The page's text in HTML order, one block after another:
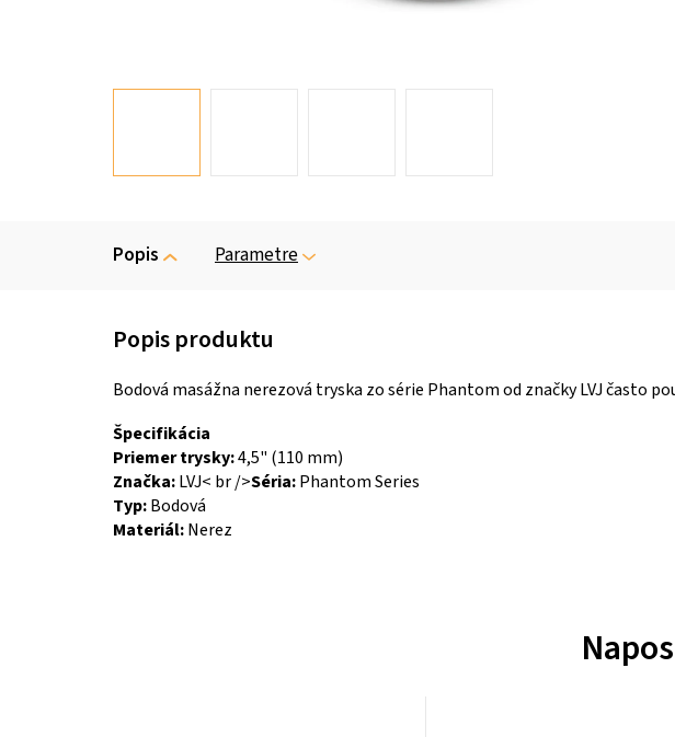
Popis Parametre
Bodová masážna nerezová tryska zo série Phantom od značky LVJ často
Špecifikácia
Priemer trysky:4,5" (110 mm)
Značka:LVJ< br />Séria:Phantom Series
Typ:Bodová
Materiál:Nerez